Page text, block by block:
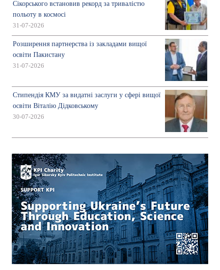
Сікорського встановив рекорд за тривалістю
польоту в космосі
31-07-2026
Розширення партнерства із закладами вищої
освіти Пакистану
31-07-2026
Стипендія КМУ за видатні заслуги у сфері вищої
освіти Віталію Дідковському
30-07-2026